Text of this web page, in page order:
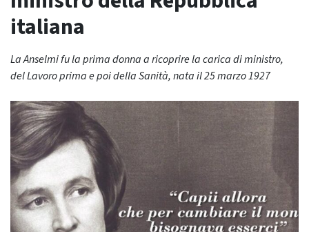
italiana
La Anselmi fu la prima donna a ricoprire la carica di ministro,
del Lavoro prima e poi della Sanità, nata il 25 marzo 1927